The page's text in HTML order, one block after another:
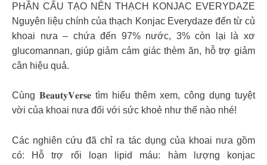
PHẦN CẤU TẠO NÊN THẠCH KONJAC EVERYDAZE
Nguyên liệu chính của thạch Konjac Everydaze đến từ củ
khoai nưa – chứa đến 97% nước, 3% còn lại là xơ
glucomannan, giúp giảm cảm giác thèm ăn, hỗ trợ giảm
cân hiệu quả.
Cùng 𝐁𝐞𝐚𝐮𝐭𝐲𝐕𝐞𝐫𝐬𝐞 tìm hiểu thêm xem, công dụng tuyệt
vời của khoai nưa đối với sức khoẻ như thế nào nhé!
Các nghiên cứu đã chỉ ra tác dụng của khoai nưa gồm
có: Hỗ trợ rối loạn lipid máu: hàm lượng konjac